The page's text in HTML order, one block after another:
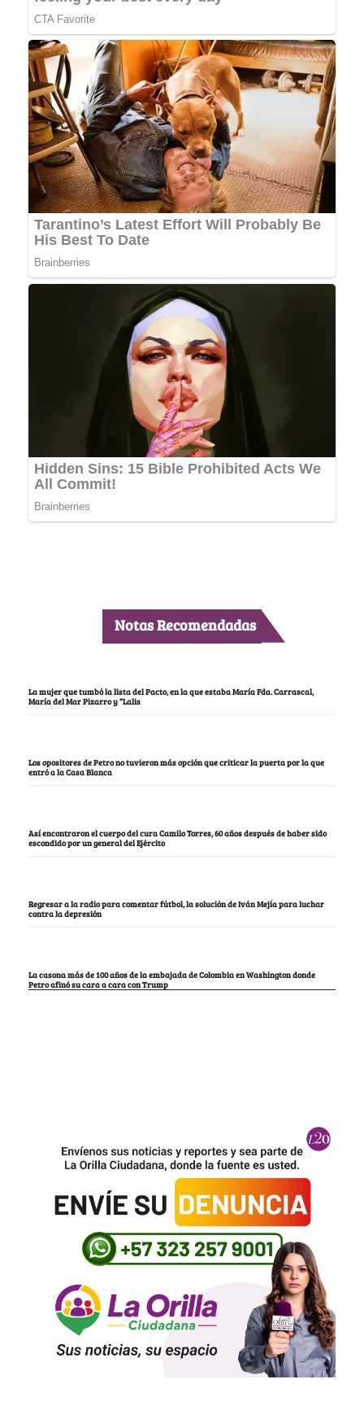
Notas Recomendadas
La mujer que tumbó la lista del Pacto, en la que estaba María Fda. Carrascal,
María del Mar Pizarro y “Lalis
Los opositores de Petro no tuvieron más opción que criticar la puerta por la que
entró a la Casa Blanca
Así encontraron el cuerpo del cura Camilo Torres, 60 años después de haber sido
escondido por un general del Ejército
Regresar a la radio para comentar fútbol, la solución de Iván Mejía para luchar
contra la depresión
La casona más de 100 años de la embajada de Colombia en Washington donde
Petro afinó su cara a cara con Trump